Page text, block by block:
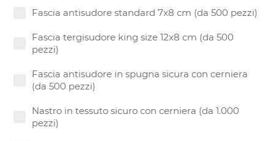
Fascia antisudore standard 7x8 cm (da 500 pezzi)
Fascia tergisudore king size 12x8 cm (da 500
pezzi)
Fascia antisudore in spugna sicura con cerniera
(da 500 pezzi)
Nastro in tessuto sicuro con cerniera (da 1.000
pezzi)